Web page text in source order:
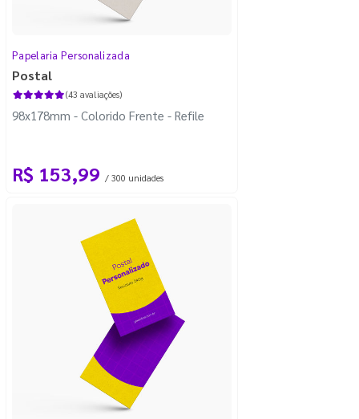
Papelaria Personalizada
Postal
(43 avaliações)
98x178mm - Colorido Frente - Refile
R$ 153,99 / 300 unidades